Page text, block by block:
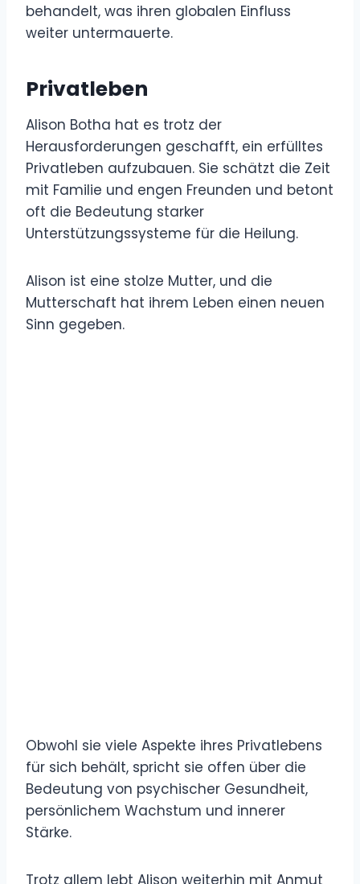
behandelt, was ihren globalen Einfluss
weiter untermauerte.
Privatleben
Alison Botha hat es trotz der
Herausforderungen geschafft, ein erfülltes
Privatleben aufzubauen. Sie schätzt die Zeit
mit Familie und engen Freunden und betont
oft die Bedeutung starker
Unterstützungssysteme für die Heilung.
Alison ist eine stolze Mutter, und die
Mutterschaft hat ihrem Leben einen neuen
Sinn gegeben.
Obwohl sie viele Aspekte ihres Privatlebens
für sich behält, spricht sie offen über die
Bedeutung von psychischer Gesundheit,
persönlichem Wachstum und innerer
Stärke.
Trotz allem lebt Alison weiterhin mit Anmut